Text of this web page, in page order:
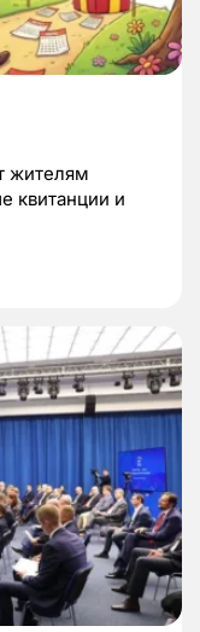
жителям
квитанции и